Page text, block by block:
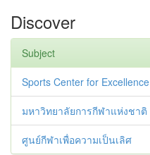
Discover
Subject
Sports Center for Excellence
มหาวิทยาลัยการกีฬาแห่งชาติ
ศูนย์กีฬาเพื่อความเป็นเลิศ